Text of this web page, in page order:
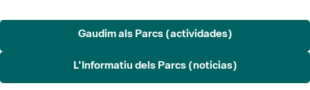
Gaudim als Parcs (actividades)
L'Informatiu dels Parcs (noticias)